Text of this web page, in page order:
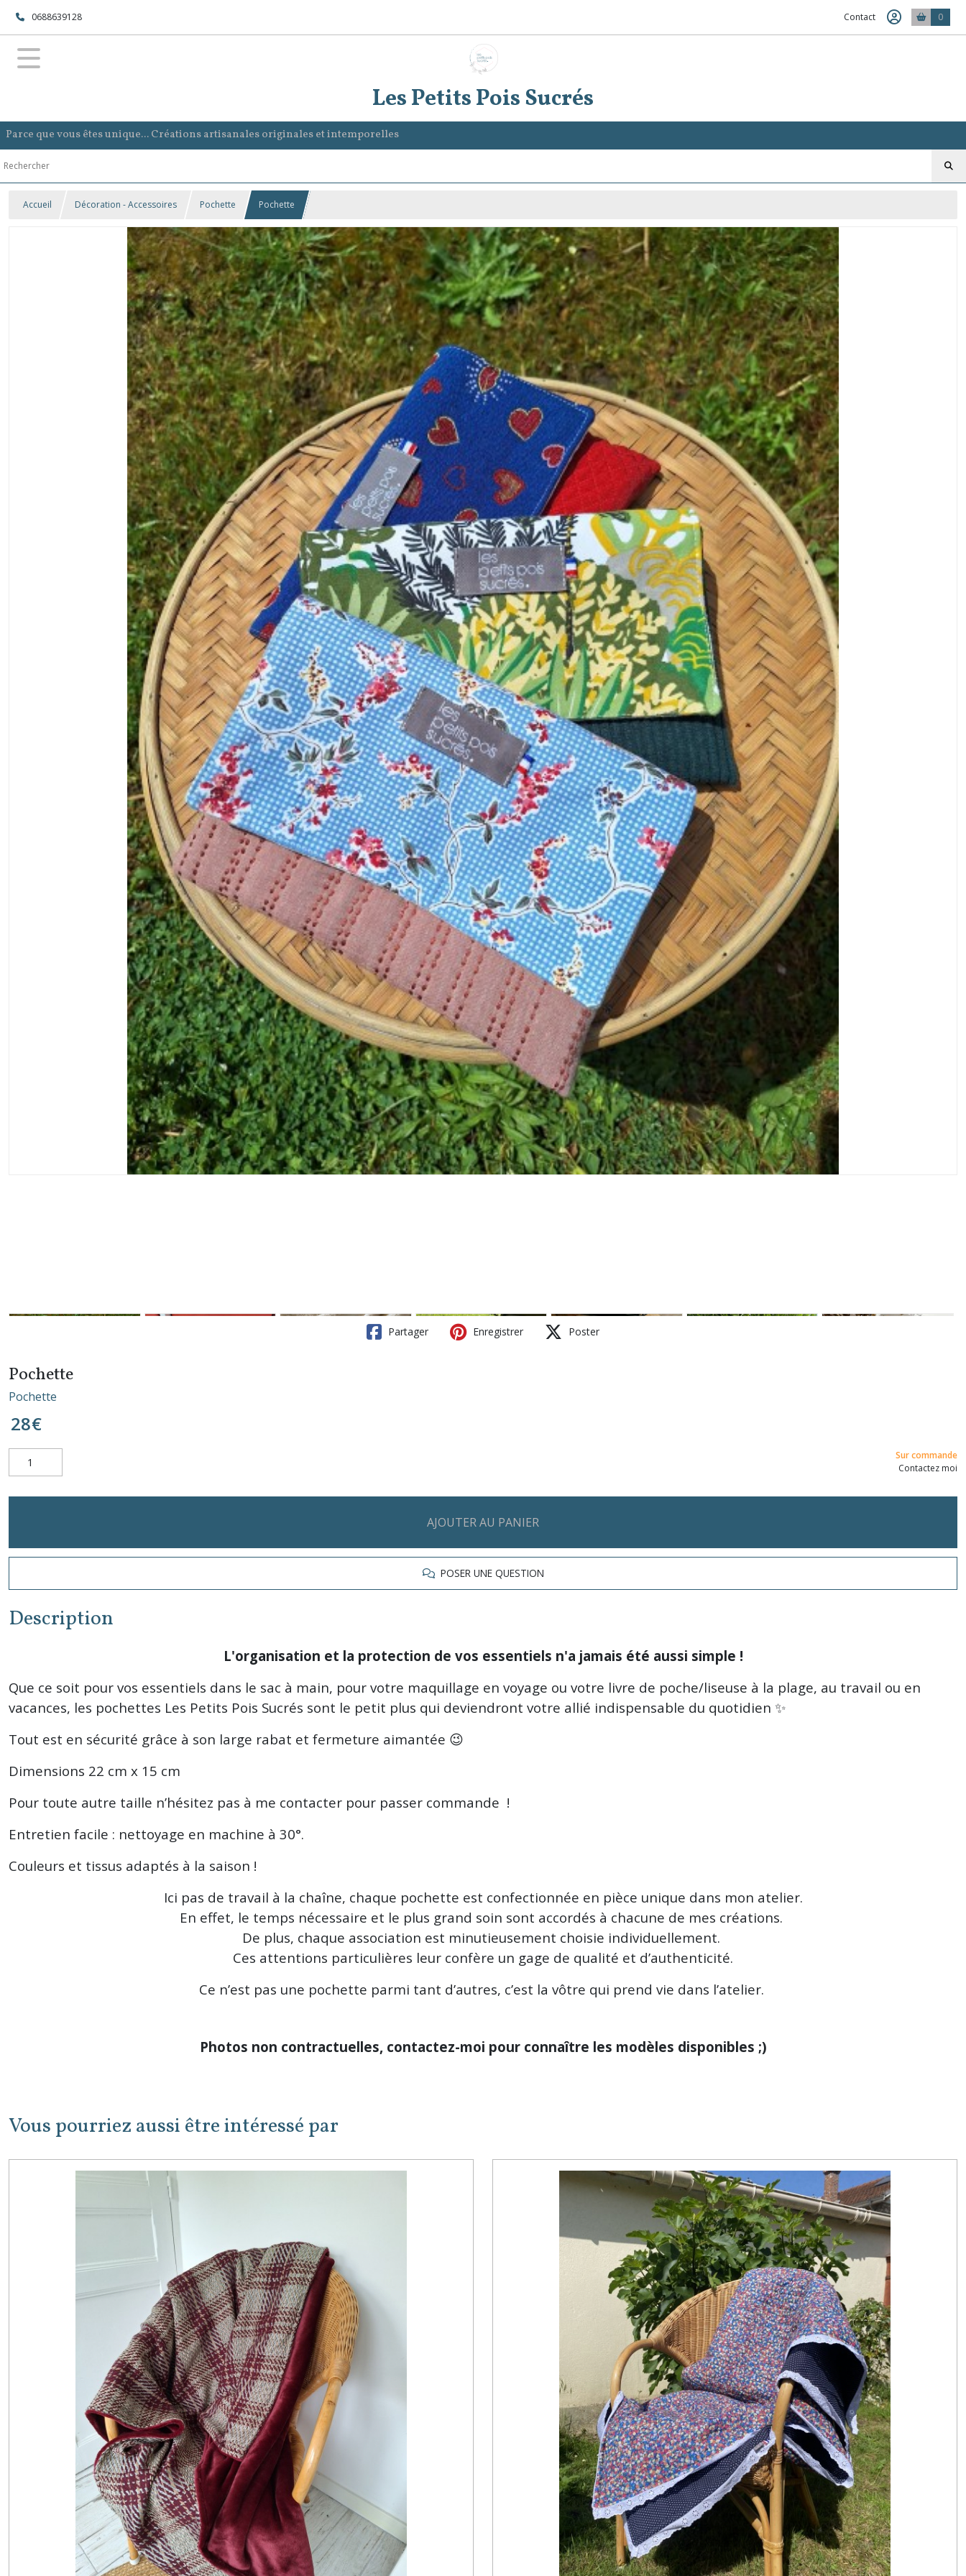
0688639128 Contact 0
Les Petits Pois Sucrés
Parce que vous êtes unique... Créations artisanales originales et intemporelles
Accueil Décoration - Accessoires Pochette Pochette
Partager Enregistrer Poster
Pochette
Pochette
28€
Sur commande
Contactez moi
AJOUTER AU PANIER
POSER UNE QUESTION
Description
L'organisation et la protection de vos essentiels n'a jamais été aussi simple !
Que ce soit pour vos essentiels dans le sac à main, pour votre maquillage en voyage ou votre livre de poche/liseuse à la plage, au travail ou en
vacances, les pochettes Les Petits Pois Sucrés sont le petit plus qui deviendront votre allié indispensable du quotidien ✨
Tout est en sécurité grâce à son large rabat et fermeture aimantée 😉
Dimensions 22 cm x 15 cm
Pour toute autre taille n’hésitez pas à me contacter pour passer commande !
Entretien facile : nettoyage en machine à 30°.
Couleurs et tissus adaptés à la saison !
Ici pas de travail à la chaîne, chaque pochette est confectionnée en pièce unique dans mon atelier.
En effet, le temps nécessaire et le plus grand soin sont accordés à chacune de mes créations.
De plus, chaque association est minutieusement choisie individuellement.
Ces attentions particulières leur confère un gage de qualité et d’authenticité.
Ce n’est pas une pochette parmi tant d’autres, c’est la vôtre qui prend vie dans l’atelier.
Photos non contractuelles, contactez-moi pour connaître les modèles disponibles ;)
Vous pourriez aussi être intéressé par